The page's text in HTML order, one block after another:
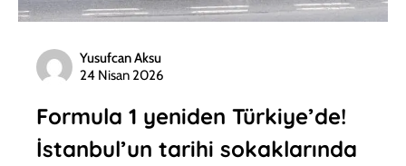
Yusufcan Aksu
24 Nisan 2026
Formula 1 yeniden Türkiye’de!
İstanbul’un tarihi sokaklarında